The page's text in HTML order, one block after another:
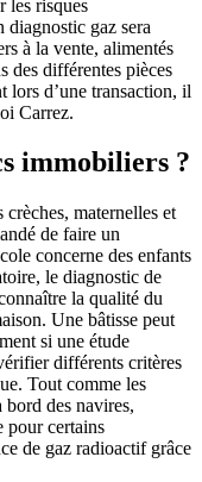
les risques
gaz sera
à la vente, alimentés
des différentes pièces
lors d’une transaction, il
Carrez.
immobiliers ?
maternelles et
de faire un
concerne des enfants
le diagnostic de
la qualité du
Une bâtisse peut
si une étude
différents critères
Tout comme les
des navires,
pour certains
de gaz radioactif grâce